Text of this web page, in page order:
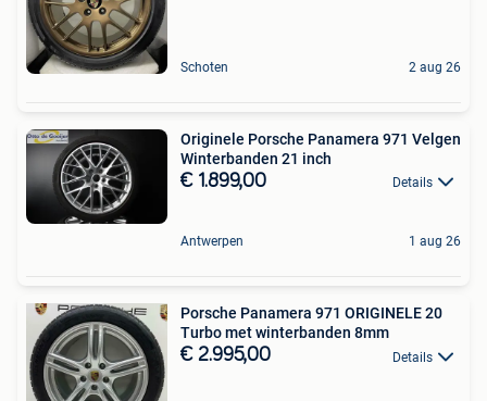
Schoten 2 aug 26
Originele Porsche Panamera 971 Velgen
Winterbanden 21 inch
€ 1.899,00 Details
Antwerpen 1 aug 26
Porsche Panamera 971 ORIGINELE 20
Turbo met winterbanden 8mm
€ 2.995,00 Details